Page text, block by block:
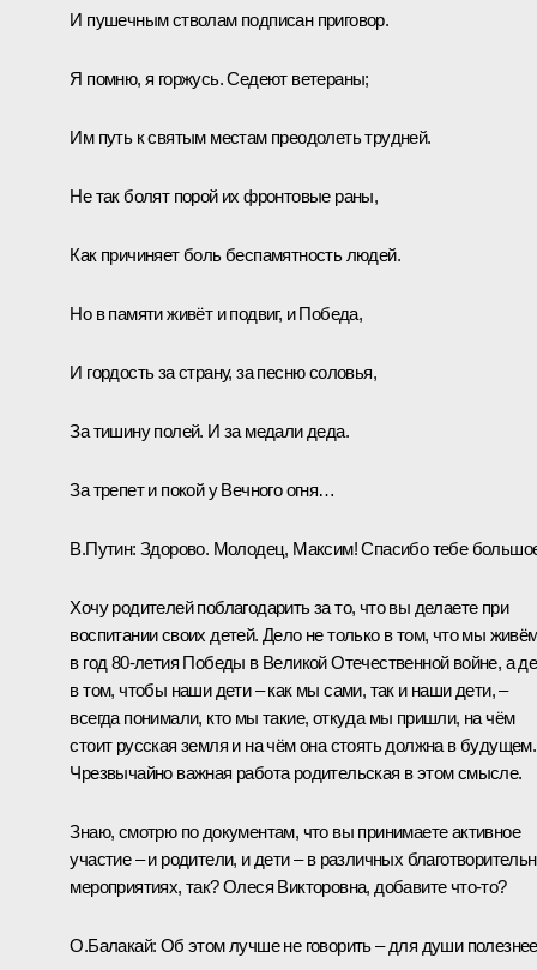
И пушечным стволам подписан приговор.
Я помню, я горжусь. Седеют ветераны;
Им путь к святым местам преодолеть трудней.
Не так болят порой их фронтовые раны,
Как причиняет боль беспамятность людей.
Но в памяти живёт и подвиг, и Победа,
И гордость за страну, за песню соловья,
За тишину полей. И за медали деда.
За трепет и покой у Вечного огня…
В.Путин: Здорово. Молодец, Максим! Спасибо тебе
Хочу родителей поблагодарить за то, что вы делаете при
воспитании своих детей. Дело не только в том, что мы
в год 80-летия Победы в Великой Отечественной войне, а
в том, чтобы наши дети – как мы сами, так и наши дети, –
всегда понимали, кто мы такие, откуда мы пришли, на чём
стоит русская земля и на чём она стоять должна в будущем.
Чрезвычайно важная работа родительская в этом смысле.
Знаю, смотрю по документам, что вы принимаете активное
участие – и родители, и дети – в различных
мероприятиях, так? Олеся Викторовна, добавите что-то?
О.Балакай: Об этом лучше не говорить – для души